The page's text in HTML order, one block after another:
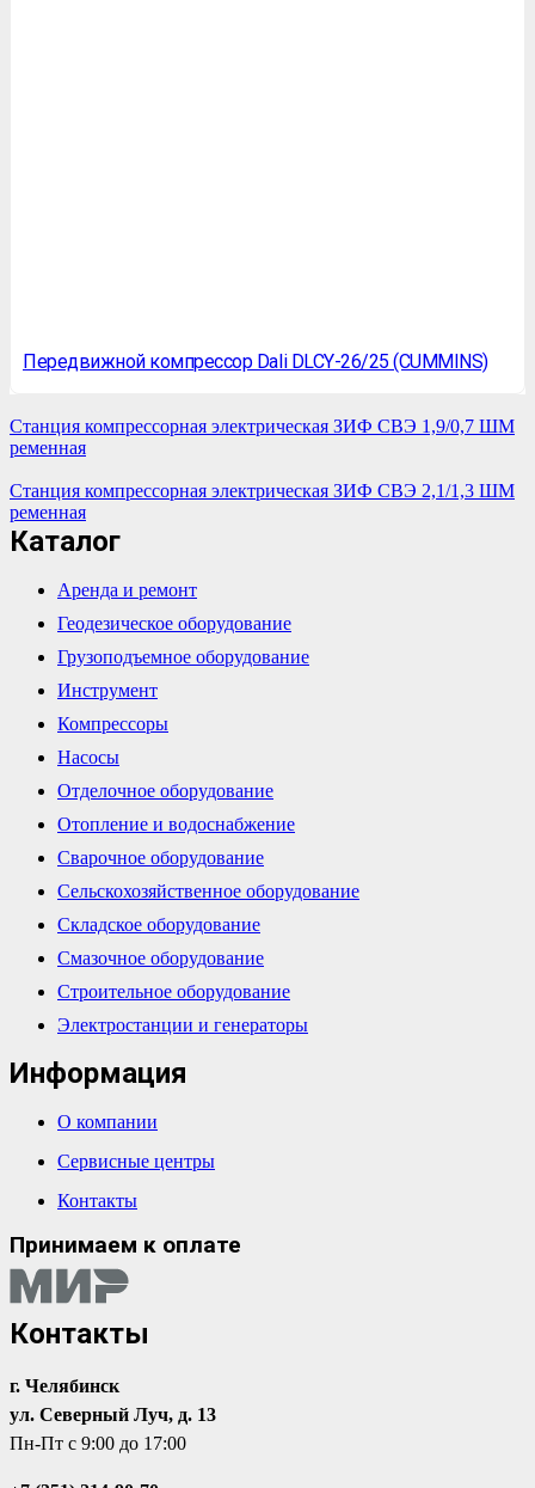
Передвижной компрессор Dali DLCY-26/25 (CUMMINS)
Станция компрессорная электрическая ЗИФ СВЭ 1,9/0,7 ШМ
ременная
Станция компрессорная электрическая ЗИФ СВЭ 2,1/1,3 ШМ
ременная
Каталог
Аренда и ремонт
Геодезическое оборудование
Грузоподъемное оборудование
Инструмент
Компрессоры
Насосы
Отделочное оборудование
Отопление и водоснабжение
Сварочное оборудование
Сельскохозяйственное оборудование
Складское оборудование
Смазочное оборудование
Строительное оборудование
Электростанции и генераторы
Информация
О компании
Сервисные центры
Контакты
Принимаем к оплате
Контакты
г. Челябинск
ул. Северный Луч, д. 13
Пн-Пт с 9:00 до 17:00